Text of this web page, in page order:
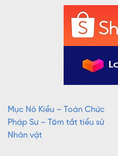
Mục Nô Kiều – Toàn Chức
Pháp Sư – Tóm tắt tiểu sử
Nhân vật